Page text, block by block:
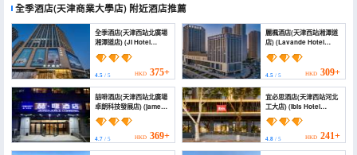
全季酒店(天津商業大學店) 附近酒店推薦
全季酒店(天津西站北廣場
湘潭道店) (JI Hotel
Station North Square
Xiangtan Dao))
4.5 / 5 HKD 375+
麗楓酒店(天津西站湘潭道
店) (Lavande Hotel
Station Xiangtan Road))
4.5/ 5 HKD 309+
喆啡酒店(天津西站北廣場
卓朗科技發展店) (james
joyce Coffeetel)
4.7 / 5 HKD 369+
宜必思酒店(天津西站河北
工大店) (Ibis Hotel
(Tianjin West Station
Hebei Gongda Branch))
4.8/ 5 HKD 241+